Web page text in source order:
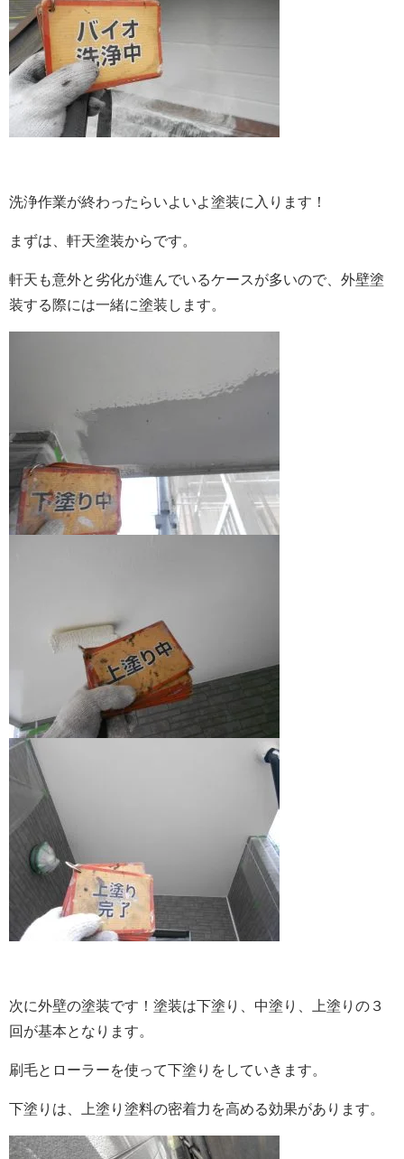
洗浄作業が終わったらいよいよ塗装に入ります！
まずは、軒天塗装からです。
軒天も意外と劣化が進んでいるケースが多いので、外壁塗
装する際には一緒に塗装します。
次に外壁の塗装です！ 塗装は下塗り、中塗り、上塗りの３
回が基本となります。
刷毛とローラーを使って下塗りをしていきます。
下塗りは、上塗り塗料の密着力を高める効果があります。